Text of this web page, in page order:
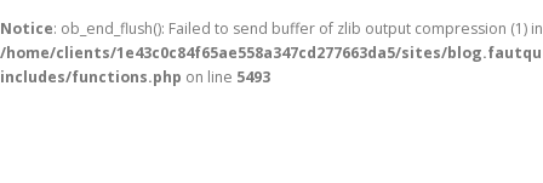
Notice: ob_end_flush(): Failed to send buffer of zlib output compression (1) in
/home/clients/1e43c0c84f65ae558a347cd277663da5/sites/
includes/functions.php on line 5493